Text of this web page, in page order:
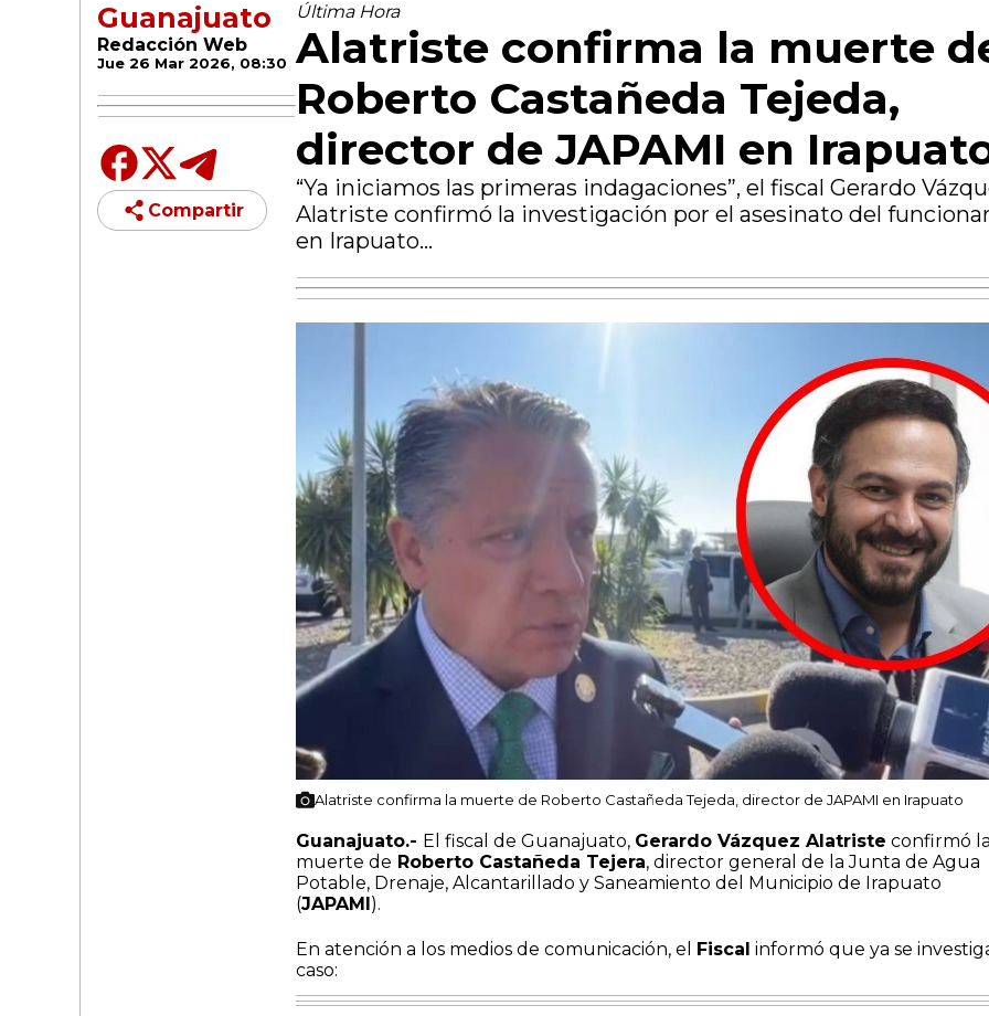
Guanajuato
Redacción Web
Jue 26 Mar 2026, 08:30
Compartir
Última Hora
Alatriste confirma la muerte
Roberto Castañeda Tejeda,
director de JAPAMI en
“Ya iniciamos las primeras indagaciones”, el fiscal Gerardo
Alatriste confirmó la investigación por el asesinato del
en Irapuato...
Alatriste confirma la muerte de Roberto Castañeda Tejeda, director de JAPAMI en Irapuato
Guanajuato.- El fiscal de Guanajuato, Gerardo Vázquez Alatriste confirmó
muerte de Roberto Castañeda Tejera, director general de la Junta de Agua
Potable, Drenaje, Alcantarillado y Saneamiento del Municipio de Irapuato
(JAPAMI).
En atención a los medios de comunicación, el Fiscal informó que ya se
caso: